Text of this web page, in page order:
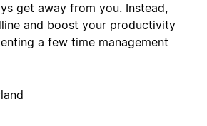
get away from you. Instead,
and boost your productivity
a few time management